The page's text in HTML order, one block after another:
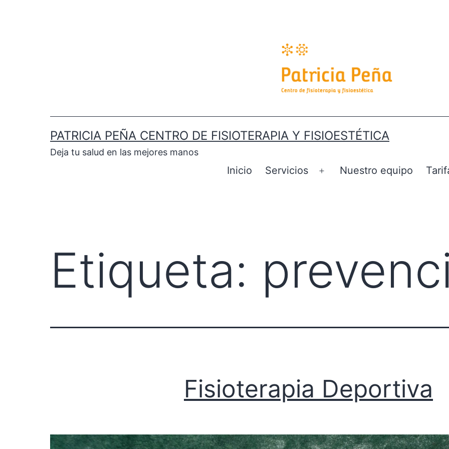
PATRICIA PEÑA CENTRO DE FISIOTERAPIA Y FISIOESTÉTICA
Deja tu salud en las mejores manos
Inicio Servicios Nuestro equipo
Etiqueta:
Fisioterapia Deportiva